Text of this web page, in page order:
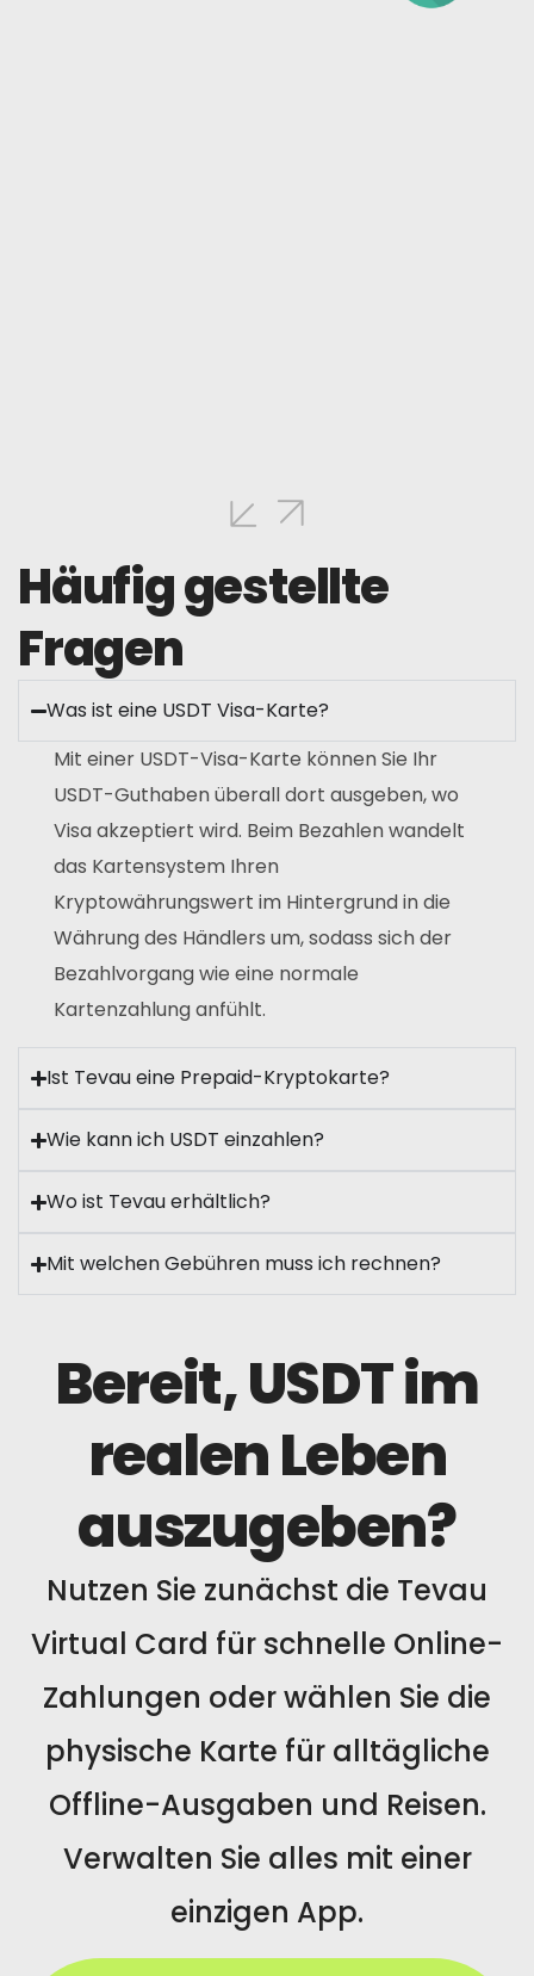
Häufig gestellte
Fragen
Was ist eine USDT Visa-Karte?
Mit einer USDT-Visa-Karte können Sie Ihr
USDT-Guthaben überall dort ausgeben, wo
Visa akzeptiert wird. Beim Bezahlen wandelt
das Kartensystem Ihren
Kryptowährungswert im Hintergrund in die
Währung des Händlers um, sodass sich der
Bezahlvorgang wie eine normale
Kartenzahlung anfühlt.
Ist Tevau eine Prepaid-Kryptokarte?
Wie kann ich USDT einzahlen?
Wo ist Tevau erhältlich?
Mit welchen Gebühren muss ich rechnen?
Bereit, USDT im
realen Leben
auszugeben?
Nutzen Sie zunächst die Tevau
Virtual Card für schnelle Online-
Zahlungen oder wählen Sie die
physische Karte für alltägliche
Offline-Ausgaben und Reisen.
Verwalten Sie alles mit einer
einzigen App.